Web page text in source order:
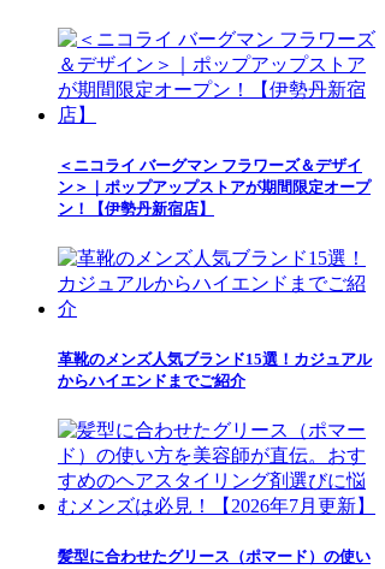
＜ニコライ バーグマン フラワーズ＆デザイ
ン＞｜ポップアップストアが期間限定オープ
ン！【伊勢丹新宿店】
革靴のメンズ人気ブランド15選！カジュアル
からハイエンドまでご紹介
髪型に合わせたグリース（ポマード）の使い